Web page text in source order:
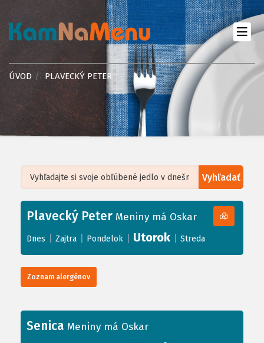
ÚVOD PLAVECKÝ PETER
Vyhľadať
+
−
Leaflet| ©OpenStreetMap, Tiles courtesy ofHumanitarian OpenStreetMap
Plavecký Peter Meniny má Oskar
Dnes Zajtra Pondelok Utorok Streda
Zoznam alergénov
Senica Meniny má Oskar